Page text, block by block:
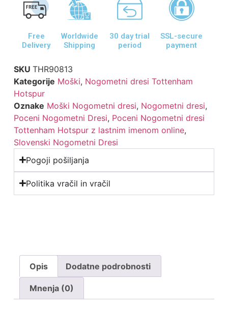
Free
Delivery
Worldwide
Shipping
30 day trial
period
SSL-secure
payment
SKU THR90813
Kategorije Moški, Nogometni dresi Tottenham
Hotspur
Oznake Moški Nogometni dresi, Nogometni dresi,
Poceni Nogometni Dresi, Poceni Nogometni dresi
Tottenham Hotspur z lastnim imenom online,
Slovenski Nogometni Dresi
Pogoji pošiljanja
Politika vračil in vračil
Opis Dodatne podrobnosti
Mnenja (0)